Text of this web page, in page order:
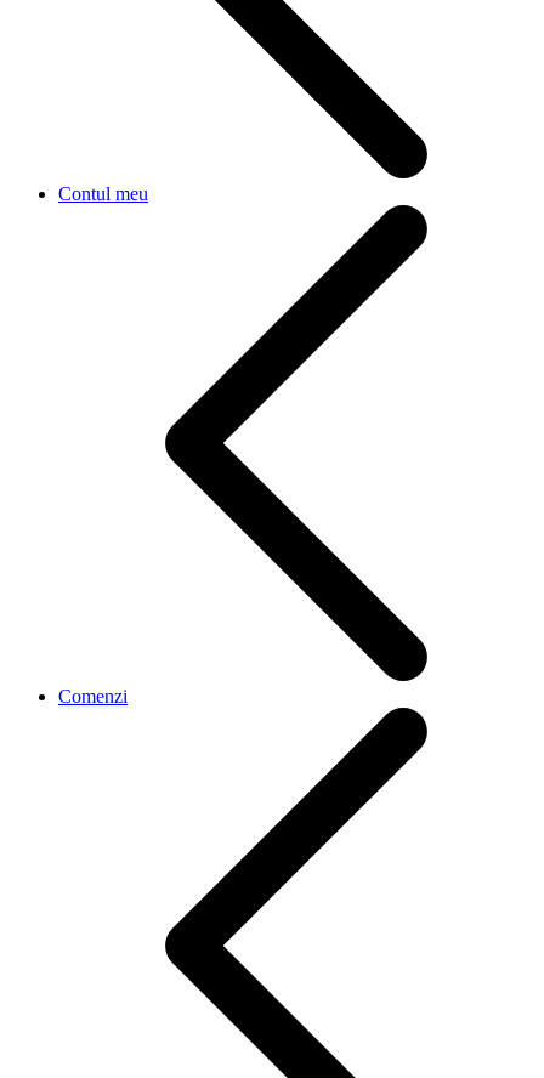
Contul meu
Comenzi